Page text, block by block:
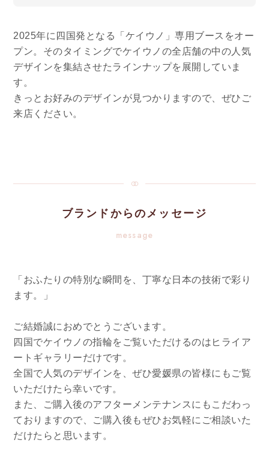
2025年に四国発となる「ケイウノ」専用ブースをオー
プン。そのタイミングでケイウノの全店舗の中の人気
デザインを集結させたラインナップを展開していま
す。
きっとお好みのデザインが見つかりますので、ぜひご
来店ください。
ブランドからのメッセージ
message
「おふたりの特別な瞬間を、丁寧な日本の技術で彩り
ます。」
ご結婚誠におめでとうございます。
四国でケイウノの指輪をご覧いただけるのはヒライア
ートギャラリーだけです。
全国で人気のデザインを、ぜひ愛媛県の皆様にもご覧
いただけたら幸いです。
また、ご購入後のアフターメンテナンスにもこだわっ
ておりますので、ご購入後もぜひお気軽にご相談いた
だけたらと思います。